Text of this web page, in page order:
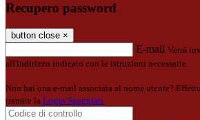
Recupero password
button close ×
E-mail Verrà
all'indirizzo indicato con le istruzioni necessarie.
Non hai una e-mail associata al nome utente?
tramite la Login Spaggiari